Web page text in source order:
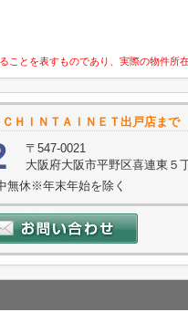
とを表すものであり、実際の物件所
ＣＨＩＮＴＡＩＮＥＴ出戸店まで
〒547-0021
大阪府大阪市平野区喜連東５
無休※年末年始を除く